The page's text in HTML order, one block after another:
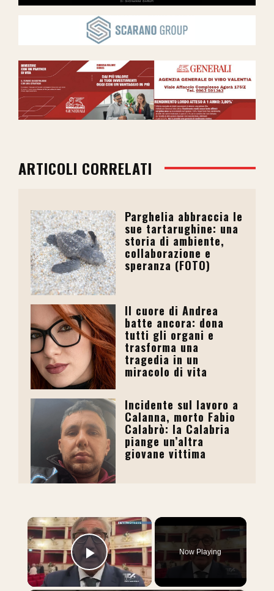
ARTICOLI CORRELATI
Parghelia abbraccia le
sue tartarughine: una
storia di ambiente,
collaborazione e
speranza (FOTO)
Il cuore di Andrea
batte ancora: dona
tutti gli organi e
trasforma una
tragedia in un
miracolo di vita
Incidente sul lavoro a
Calanna, morto Fabio
Calabrò: la Calabria
piange un’altra
giovane vittima
×
Play Video
Now Playing